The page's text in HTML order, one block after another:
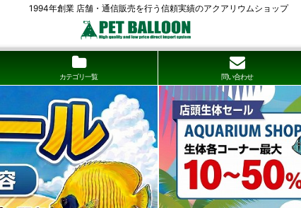
1994年創業 店舗・通信販売を行う信頼実績のアクアリウムショップ
カテゴリ一覧 問い合わせ